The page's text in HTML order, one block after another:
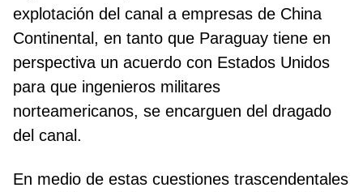
explotación del canal a empresas de China
Continental, en tanto que Paraguay tiene en
perspectiva un acuerdo con Estados Unidos
para que ingenieros militares
norteamericanos, se encarguen del dragado
del canal.
En medio de estas cuestiones trascendentales